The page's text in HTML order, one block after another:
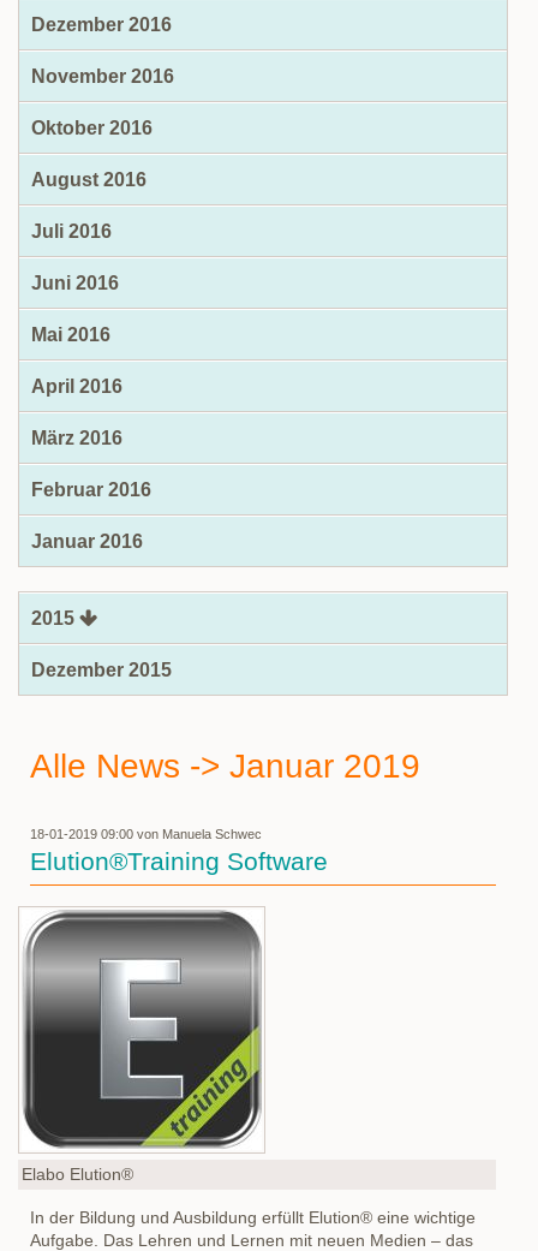
Dezember 2016
November 2016
Oktober 2016
August 2016
Juli 2016
Juni 2016
Mai 2016
April 2016
März 2016
Februar 2016
Januar 2016
2015
Dezember 2015
Alle News -> Januar 2019
18-01-2019 09:00 von Manuela Schwec
Elution®Training Software
Elabo Elution®
In der Bildung und Ausbildung erfüllt Elution® eine wichtige
Aufgabe. Das Lehren und Lernen mit neuen Medien – das